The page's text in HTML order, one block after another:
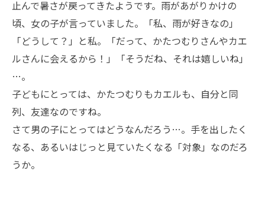
止んで暑さが戻ってきたようです。雨があがりかけの
頃、女の子が言っていました。「私、雨が好きなの」
「どうして？」と私。「だって、かたつむりさんやカエ
ルさんに会えるから！」「そうだね、それは嬉しいね」
…。
子どもにとっては、かたつむりもカエルも、自分と同
列、友達なのですね。
さて男の子にとってはどうなんだろう…。手を出したく
なる、あるいはじっと見ていたくなる「対象」なのだろ
うか。